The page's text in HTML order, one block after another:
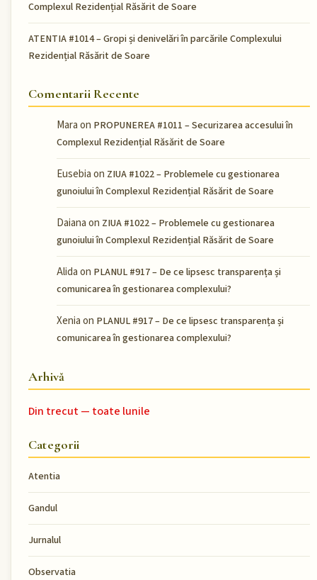
Complexul Rezidențial Răsărit de Soare
ATENTIA #1014 – Gropi și denivelări în parcările Complexului
Rezidențial Răsărit de Soare
Comentarii Recente
Maraon PROPUNEREA #1011 – Securizarea accesului în
Complexul Rezidențial Răsărit de Soare
Eusebiaon ZIUA #1022 – Problemele cu gestionarea
gunoiului în Complexul Rezidențial Răsărit de Soare
Daianaon ZIUA #1022 – Problemele cu gestionarea
gunoiului în Complexul Rezidențial Răsărit de Soare
Alidaon PLANUL #917 – De ce lipsesc transparența și
comunicarea în gestionarea complexului?
Xeniaon PLANUL #917 – De ce lipsesc transparența și
comunicarea în gestionarea complexului?
Arhivă
Din trecut — toate lunile
Categorii
Atentia
Gandul
Jurnalul
Observatia